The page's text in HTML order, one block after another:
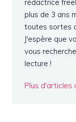
rédactrice
plus de 3 ans
toutes sortes
J'espère que
vous
lecture !
Plus d'articles